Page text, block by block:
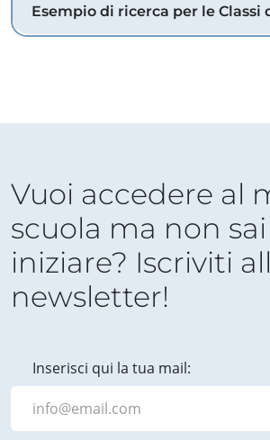
Esempio di ricerca per le Classi
Vuoi accedere al
scuola ma non
iniziare? Iscriviti
newsletter!
Inserisci qui la tua mail: